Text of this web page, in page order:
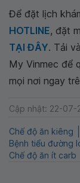
Để đặt lịch
HOTLINE, đặt
TẠI ĐÂY. Tải
My Vinmec để
mọi nơi ngay
Cập nhật: 22-07-
Chế độ ăn kiêng
Bệnh tiểu đường
Chế độ ăn ít carb